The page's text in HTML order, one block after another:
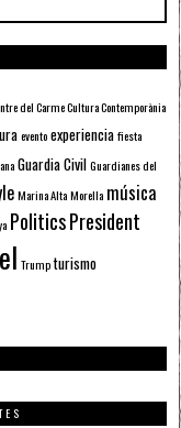
del Carme Cultura Contemporània
evento experiencia fiesta
Guardia Civil Guardianes del
Marina Alta Morella música
PoliticsPresident
Trump turismo